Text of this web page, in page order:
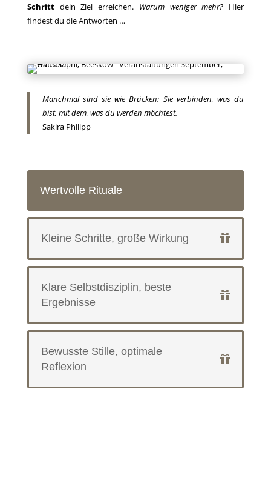
Schrittdein Ziel erreichen. Warum weniger mehr? Hier
findest du die Antworten …
Manchmal sind sie wie Brücken: Sie verbinden, was du
bist, mit dem, was du werden möchtest.
Sakira Philipp
Wertvolle Rituale
Kleine Schritte, große Wirkung
Klare Selbstdisziplin, beste
Ergebnisse
Bewusste Stille, optimale
Reflexion